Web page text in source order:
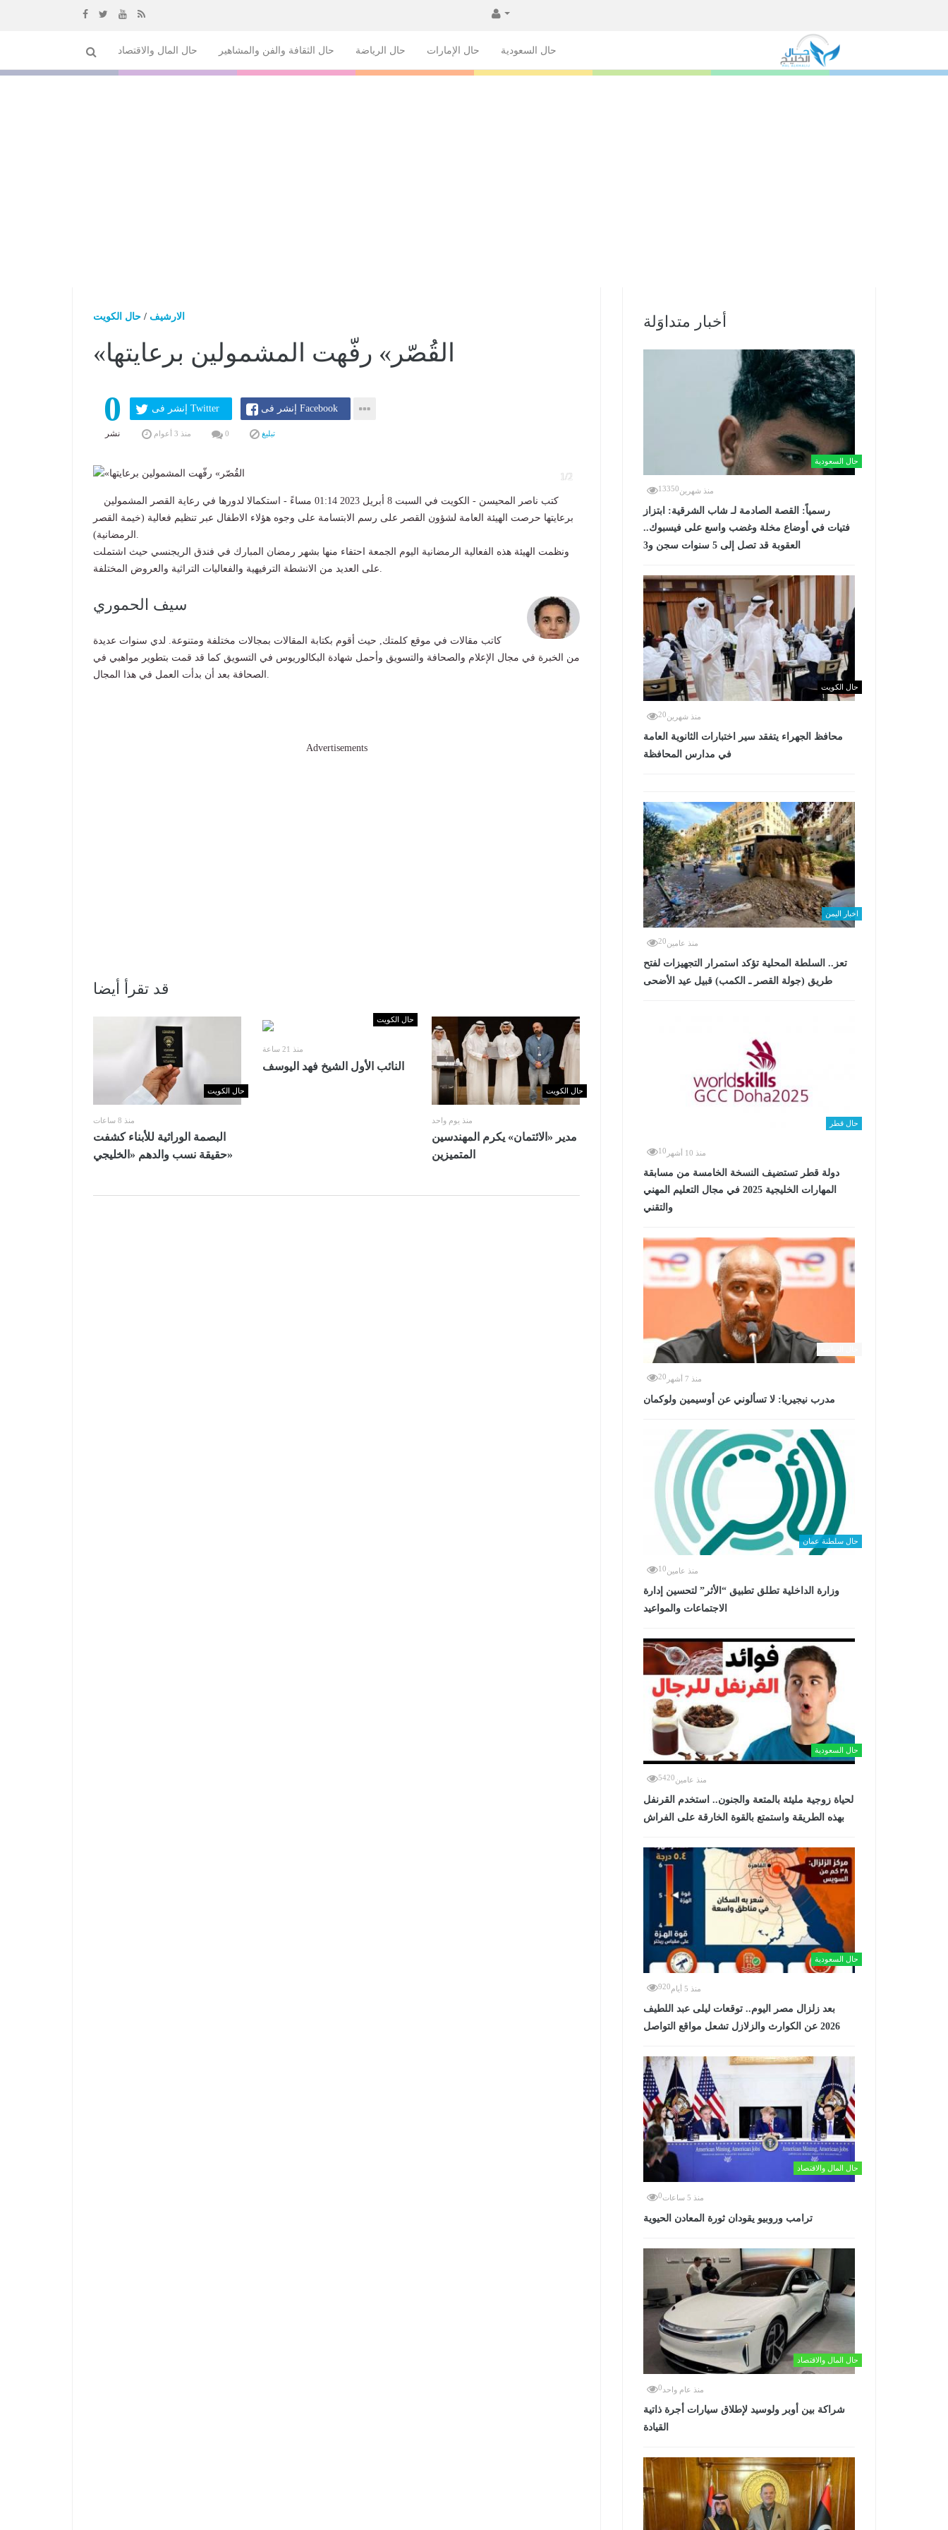
المحتوى
حال السعودية حال الإمارات حال الرياضة حال الثقافة والفن والمشاهير حال المال والاقتصاد
الارشيف / حال الكويت
«القُصّر» رفّهت المشمولين برعايتها
0
نشر
إنشر فى Twitter إنشر فى Facebook
منذ 3 أعوام 0 تبليغ
1/2
كتب ناصر المحيسن - الكويت في السبت 8 أبريل 2023 01:14 مساءً - استكمالا لدورها في رعاية القصر المشمولين
برعايتها حرصت الهيئة العامة لشؤون القصر على رسم الابتسامة على وجوه هؤلاء الاطفال عبر تنظيم فعالية (خيمة القصر
الرمضانية).
ونظمت الهيئة هذه الفعالية الرمضانية اليوم الجمعة احتفاء منها بشهر رمضان المبارك في فندق الريجنسي حيث اشتملت
على العديد من الانشطة الترفيهية والفعاليات التراثية والعروض المختلفة.
سيف الحموري
كاتب مقالات في موقع كلمتك, حيث أقوم بكتابة المقالات بمجالات مختلفة ومتنوعة. لدي سنوات عديدة
من الخبرة في مجال الإعلام والصحافة والتسويق وأحمل شهادة البكالوريوس في التسويق كما قد قمت بتطوير مواهبي في
الصحافة بعد أن بدأت العمل في هذا المجال.
Advertisements
قد تقرأ أيضا
حال الكويت
منذ 8 ساعات
البصمة الوراثية للأبناء كشفت
حقيقة نسب والدهم «الخليجي»
حال الكويت
منذ 21 ساعة
النائب الأول الشيخ فهد اليوسف
حال الكويت
منذ يوم واحد
مدير «الائتمان» يكرم المهندسين
المتميزين
أخبار متداوَلة
حال السعودية
منذ شهرين13350
رسمياً: القصة الصادمة لـ شاب الشرقية: ابتزاز
فتيات في أوضاع مخلة وغضب واسع على فيسبوك..
العقوبة قد تصل إلى 5 سنوات سجن و3
حال الكويت
منذ شهرين20
محافظ الجهراء يتفقد سير اختبارات الثانوية العامة
في مدارس المحافظة
اخبار اليمن
منذ عامين20
تعز.. السلطة المحلية تؤكد استمرار التجهيزات لفتح
طريق (جولة القصر ـ الكمب) قبيل عيد الأضحى
حال قطر
منذ 10 أشهر 10
دولة قطر تستضيف النسخة الخامسة من مسابقة
المهارات الخليجية 2025 في مجال التعليم المهني
والتقني
منذ 7 أشهر 20
مدرب نيجيريا: لا تسألوني عن أوسيمين ولوكمان
حال سلطنة عمان
منذ عامين10
وزارة الداخلية تطلق تطبيق “الأثر” لتحسين إدارة
الاجتماعات والمواعيد
حال السعودية
منذ عامين5420
لحياة زوجية مليئة بالمتعة والجنون.. استخدم القرنفل
بهذه الطريقة واستمتع بالقوة الخارقة على الفراش
حال السعودية
منذ 5 أيام 920
بعد زلزال مصر اليوم.. توقعات ليلى عبد اللطيف
2026 عن الكوارث والزلازل تشعل مواقع التواصل
حال المال والاقتصاد
منذ 5 ساعات 0
ترامب وروبيو يقودان ثورة المعادن الحيوية
حال المال والاقتصاد
منذ عام واحد 0
شراكة بين أوبر ولوسيد لإطلاق سيارات أجرة ذاتية
القيادة